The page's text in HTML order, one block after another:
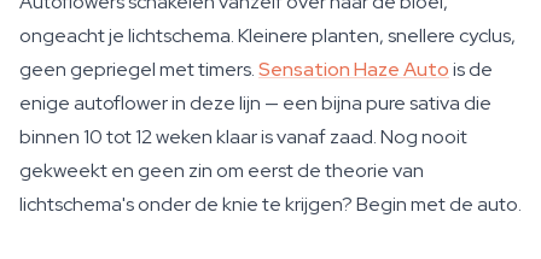
ongeacht je lichtschema. Kleinere planten, snellere cyclus,
geen gepriegel met timers.Sensation Haze Autois de
enige autoflower in deze lijn — een bijna pure sativa die
binnen 10 tot 12 weken klaar is vanaf zaad. Nog nooit
gekweekt en geen zin om eerst de theorie van
lichtschema's onder de knie te krijgen? Begin met de auto.